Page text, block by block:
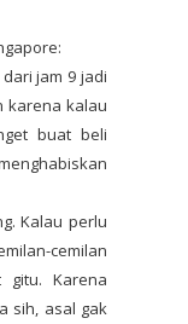
jam 9 jadi
karena kalau
buat beli
Kalau perlu
cemilan
gitu. Karena
sih, asal gak